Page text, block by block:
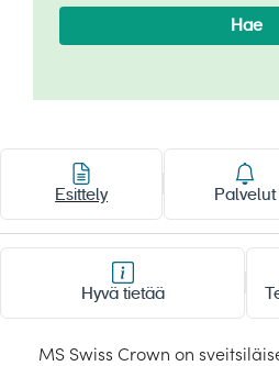
Kohteet
Matkatyypit
Matkakalenteri
Laivat
MERIRISTEILYLAIVAT
Noordam
Hae
MS Swiss Crown on
Esittely Palvelut
Hyvä tietää